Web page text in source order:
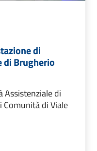
di
di Brugherio
Assistenziale di
Comunità di Viale